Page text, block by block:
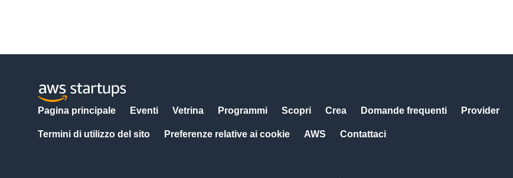
Pagina principale Eventi Vetrina Programmi Scopri Crea Domande frequenti Provider
Termini di utilizzo del sito Preferenze relative ai cookie AWS Contattaci